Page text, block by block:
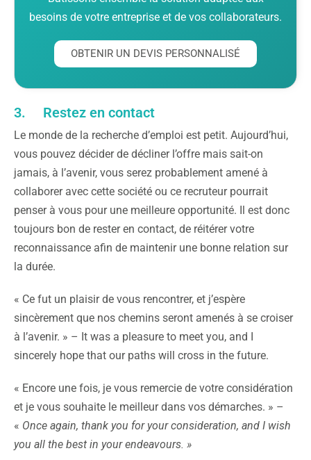
besoins de votre entreprise et de vos collaborateurs.
OBTENIR UN DEVIS PERSONNALISÉ
3. Restez en contact
Le monde de la recherche d’emploi est petit. Aujourd’hui,
vous pouvez décider de décliner l’offre mais sait-on
jamais, à l’avenir, vous serez probablement amené à
collaborer avec cette société ou ce recruteur pourrait
penser à vous pour une meilleure opportunité. Il est donc
toujours bon de rester en contact, de réitérer votre
reconnaissance afin de maintenir une bonne relation sur
la durée.
« Ce fut un plaisir de vous rencontrer, et j’espère
sincèrement que nos chemins seront amenés à se croiser
à l’avenir. » – It was a pleasure to meet you, and I
sincerely hope that our paths will cross in the future.
« Encore une fois, je vous remercie de votre considération
et je vous souhaite le meilleur dans vos démarches. » –
« Once again, thank you for your consideration, and I wish
you all the best in your endeavours. »